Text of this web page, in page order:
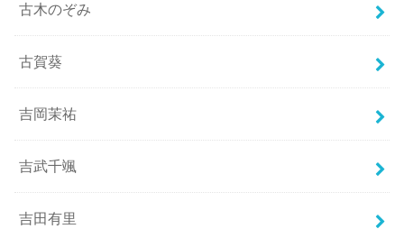
古木のぞみ
古賀葵
吉岡茉祐
吉武千颯
吉田有里